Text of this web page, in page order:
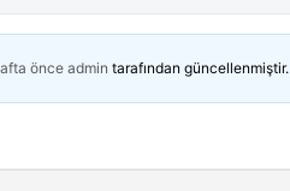
önce admin tarafından güncellenmiştir.